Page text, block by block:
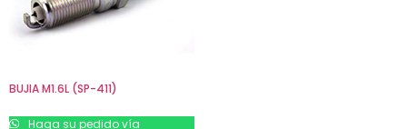
BUJIA M1.6L (SP-411)
Haga su pedido vía